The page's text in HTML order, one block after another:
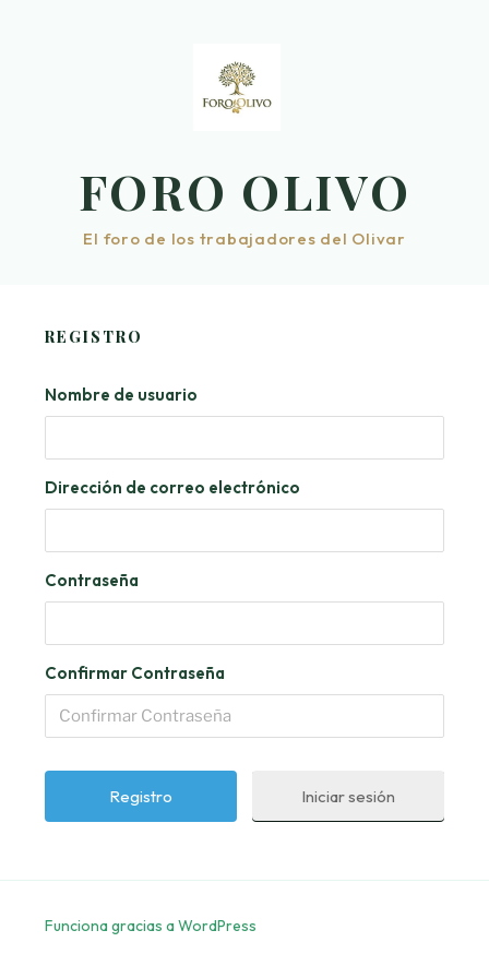
FORO OLIVO
El foro de los trabajadores del Olivar
REGISTRO
Nombre de usuario
Dirección de correo electrónico
Contraseña
Confirmar Contraseña
Iniciar sesión
Funciona gracias a WordPress